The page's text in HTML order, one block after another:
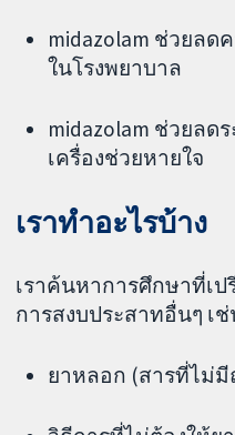
midazolam ช่วยลด
ในโรงพยาบาล
midazolam ช่วยลด
เครื่องช่วยหายใจ
เราทำอะไรบ้าง
เราค้นหาการศึกษาที่เป
การสงบประสาทอื่นๆ เช่
ยาหลอก (สารที่ไม่